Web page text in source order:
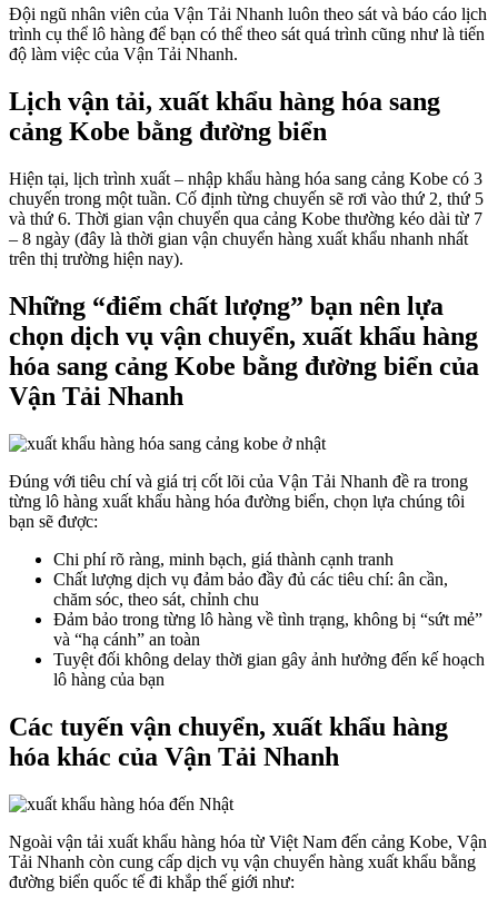
Đội ngũ nhân viên của Vận Tải Nhanh luôn theo sát và báo cáo lịch
trình cụ thể lô hàng để bạn có thể theo sát quá trình cũng như là tiến
độ làm việc của Vận Tải Nhanh.
Lịch vận tải, xuất khẩu hàng hóa sang
cảng Kobe bằng đường biển
Hiện tại, lịch trình xuất – nhập khẩu hàng hóa sang cảng Kobe có 3
chuyến trong một tuần. Cố định từng chuyến sẽ rơi vào thứ 2, thứ 5
và thứ 6. Thời gian vận chuyển qua cảng Kobe thường kéo dài từ 7
– 8 ngày (đây là thời gian vận chuyển hàng xuất khẩu nhanh nhất
trên thị trường hiện nay).
Những “điểm chất lượng” bạn nên lựa
chọn dịch vụ vận chuyển, xuất khẩu hàng
hóa sang cảng Kobe bằng đường biển của
Vận Tải Nhanh
Đúng với tiêu chí và giá trị cốt lõi của Vận Tải Nhanh đề ra trong
từng lô hàng xuất khẩu hàng hóa đường biển, chọn lựa chúng tôi
bạn sẽ được:
Chi phí rõ ràng, minh bạch, giá thành cạnh tranh
Chất lượng dịch vụ đảm bảo đầy đủ các tiêu chí: ân cần,
chăm sóc, theo sát, chỉnh chu
Đảm bảo trong từng lô hàng về tình trạng, không bị “sứt mẻ”
và “hạ cánh” an toàn
Tuyệt đối không delay thời gian gây ảnh hưởng đến kế hoạch
lô hàng của bạn
Các tuyến vận chuyển, xuất khẩu hàng
hóa khác của Vận Tải Nhanh
Ngoài vận tải xuất khẩu hàng hóa từ Việt Nam đến cảng Kobe, Vận
Tải Nhanh còn cung cấp dịch vụ vận chuyển hàng xuất khẩu bằng
đường biển quốc tế đi khắp thế giới như: